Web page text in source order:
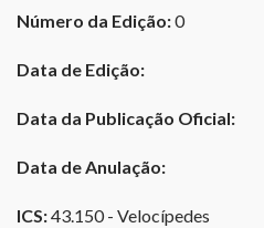
Número da Edição:0
Data de Edição:
Data da Publicação Oficial:
Data de Anulação:
ICS:43.150 - Velocípedes